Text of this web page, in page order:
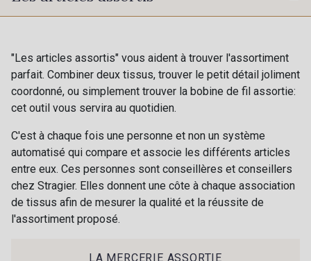
70 mm
401 - 401 Blanc
405 - 405 Porcelaine
23 - 23 Natural
20-STR - Ivoire Stragier
"Les articles assortis" vous aident à trouver l'assortiment
parfait. Combiner deux tissus, trouver le petit détail joliment
coordonné, ou simplement trouver la bobine de fil assortie:
cet outil vous servira au quotidien.
C'est à chaque fois une personne et non un système
automatisé qui compare et associe les différents articles
entre eux. Ces personnes sont conseillères et conseillers
chez Stragier. Elles donnent une côte à chaque association
de tissus afin de mesurer la qualité et la réussite de
l'assortiment proposé.
LA MERCERIE ASSORTIE